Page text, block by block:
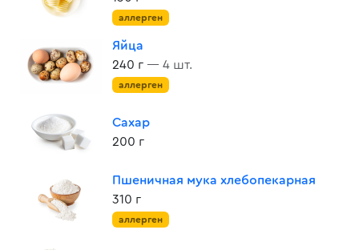
аллерген
Яйца
240 г — 4 шт.
аллерген
Сахар
200 г
Пшеничная мука хлебопекарная
310 г
аллерген